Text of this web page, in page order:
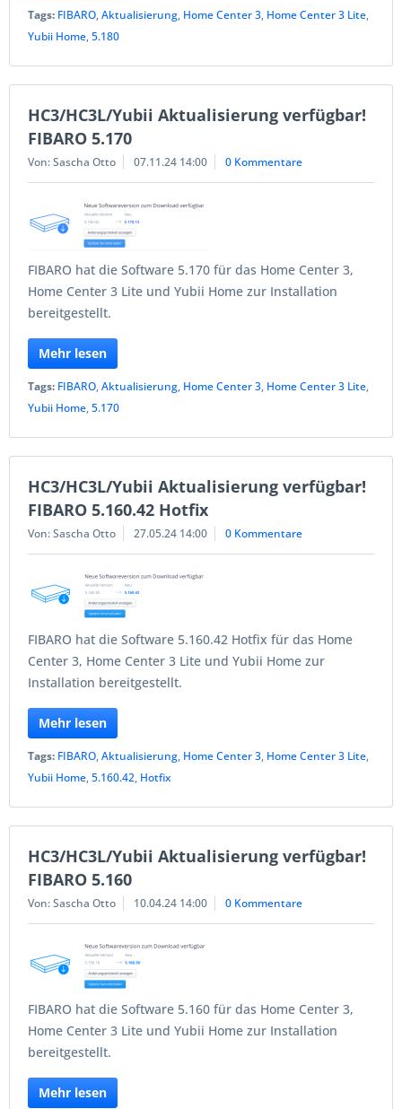
Tags: FIBARO,Aktualisierung, Home Center 3, Home Center 3 Lite,
Yubii Home,5.180
HC3/HC3L/Yubii Aktualisierung verfügbar!
FIBARO 5.170
Von: Sascha Otto 07.11.24 14:00 0 Kommentare
FIBARO hat die Software 5.170 für das Home Center 3,
Home Center 3 Lite und Yubii Home zur Installation
bereitgestellt.
Mehr lesen
Tags: FIBARO,Aktualisierung, Home Center 3, Home Center 3 Lite,
Yubii Home,5.170
HC3/HC3L/Yubii Aktualisierung verfügbar!
FIBARO 5.160.42 Hotfix
Von: Sascha Otto 27.05.24 14:00 0 Kommentare
FIBARO hat die Software 5.160.42 Hotfix für das Home
Center 3, Home Center 3 Lite und Yubii Home zur
Installation bereitgestellt.
Mehr lesen
Tags: FIBARO,Aktualisierung, Home Center 3, Home Center 3 Lite,
Yubii Home,5.160.42, Hotfix
HC3/HC3L/Yubii Aktualisierung verfügbar!
FIBARO 5.160
Von: Sascha Otto 10.04.24 14:00 0 Kommentare
FIBARO hat die Software 5.160 für das Home Center 3,
Home Center 3 Lite und Yubii Home zur Installation
bereitgestellt.
Mehr lesen